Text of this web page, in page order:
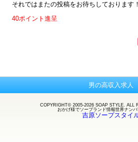
それではまたの投稿をお待ちしております！
40ポイント進呈
男の高収入求人
COPYRIGHT© 2005-2026 SOAP STYLE. ALL
おかげ様でソープランド情報世界ナン
吉原ソープスタイ